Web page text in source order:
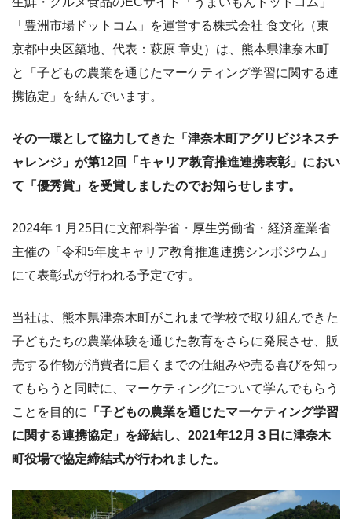
「豊洲市場ドットコム」を運営する株式会社 食文化（東
京都中央区築地、代表：萩原 章史）は、熊本県津奈木町
と「子どもの農業を通じたマーケティング学習に関する連
携協定」を結んでいます。
その一環として協力してきた「津奈木町アグリビジネスチ
ャレンジ」が第12回「キャリア教育推進連携表彰」におい
て「優秀賞」を受賞しましたのでお知らせします。
2024年１月25日に文部科学省・厚生労働省・経済産業省
主催の「令和5年度キャリア教育推進連携シンポジウム」
にて表彰式が行われる予定です。
当社は、熊本県津奈木町がこれまで学校で取り組んできた
子どもたちの農業体験を通じた教育をさらに発展させ、販
売する作物が消費者に届くまでの仕組みや売る喜びを知っ
てもらうと同時に、マーケティングについて学んでもらう
ことを目的に
「子どもの農業を通じたマーケティング学習
に関する連携協定」を締結し、2021年12月３日に津奈木
町役場で協定締結式が行われました。